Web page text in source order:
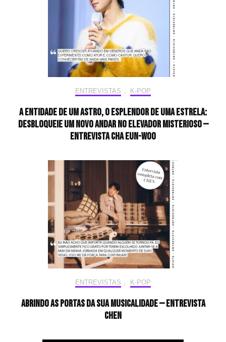
ENTREVISTAS , K-POP
A entidade de um astro, o esplendor de uma estrela:
desbloqueie um novo andar no elevador misterioso —
Entrevista CHA EUN-WOO
ENTREVISTAS , K-POP
Abrindo as portas da sua musicalidade — Entrevista
CHEN